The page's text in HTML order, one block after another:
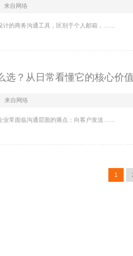
来自网络
计的商务沟通工具，区别于个人邮箱，……
选？从日常看懂它的核心价
来自网络
业常面临沟通层面的痛点：向客户发送……
1